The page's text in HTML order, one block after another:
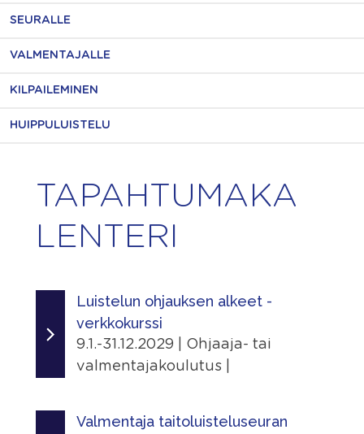
SEURALLE
VALMENTAJALLE
KILPAILEMINEN
HUIPPULUISTELU
TAPAHTUMAKA
LENTERI
Luistelun ohjauksen alkeet -
verkkokurssi
9.1.-31.12.2029 | Ohjaaja- tai
valmentajakoulutus |
9.1.2025 - 31.12.2029
Valmentaja taitoluisteluseuran